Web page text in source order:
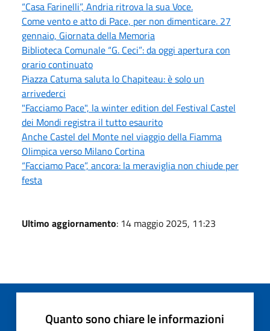
“Casa Farinelli”, Andria ritrova la sua Voce.
Come vento e atto di Pace, per non dimenticare. 27
gennaio, Giornata della Memoria
Biblioteca Comunale “G. Ceci”: da oggi apertura con
orario continuato
Piazza Catuma saluta lo Chapiteau: è solo un
arrivederci
"Facciamo Pace", la winter edition del Festival Castel
dei Mondi registra il tutto esaurito
Anche Castel del Monte nel viaggio della Fiamma
Olimpica verso Milano Cortina
“Facciamo Pace”, ancora: la meraviglia non chiude per
festa
Ultimo aggiornamento: 14 maggio 2025, 11:23
Quanto sono chiare le informazioni